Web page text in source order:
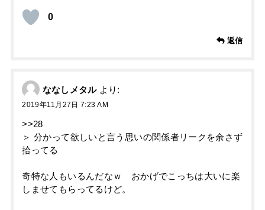
0
返信
ななしメタル より:
2019年11月27日 7:23 AM
>>28
＞ 分かって欲しいと言う思いの関係者リークを余さず
拾ってる
奇特な人もいるんだなｗ おかげでこっちは大いに楽
しませてもらってるけど。